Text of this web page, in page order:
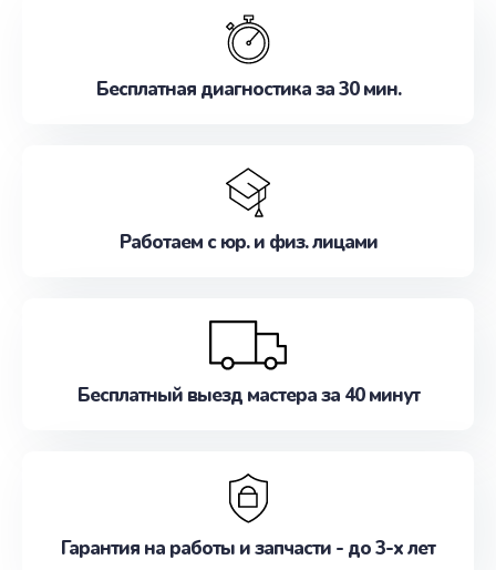
Бесплатная диагностика за 30 мин.
Работаем с юр. и физ. лицами
Бесплатный выезд мастера за 40 минут
Гарантия на работы и запчасти - до 3-х лет